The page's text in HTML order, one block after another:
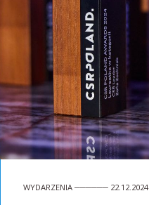
WYDARZENIA ────── 22.12.2024